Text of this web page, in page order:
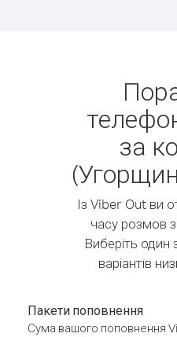
за
Із Viber Out ви
часу розмов
Виберіть один
варіантів
Пакети поповнення
Сума вашого поповнення